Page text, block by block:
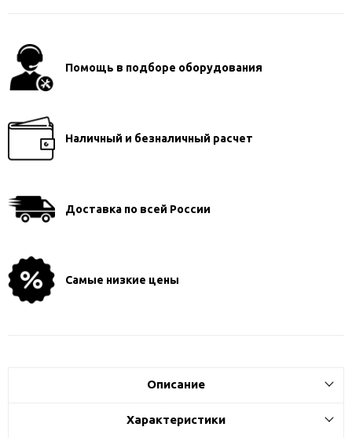
Помощь в подборе оборудования
Наличный и безналичный расчет
Доставка по всей России
Самые низкие цены
Описание
Характеристики